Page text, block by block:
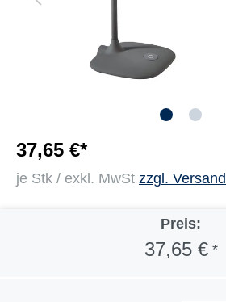
37,65 €*
je Stk / exkl. MwSt zzgl. Versand
Preis:
37,65 €*